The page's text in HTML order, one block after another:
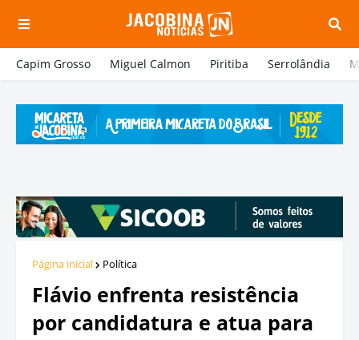
Capim Grosso Miguel Calmon Piritiba Serrolândia
Página inicial Política
Flávio enfrenta resistência
por candidatura e atua para